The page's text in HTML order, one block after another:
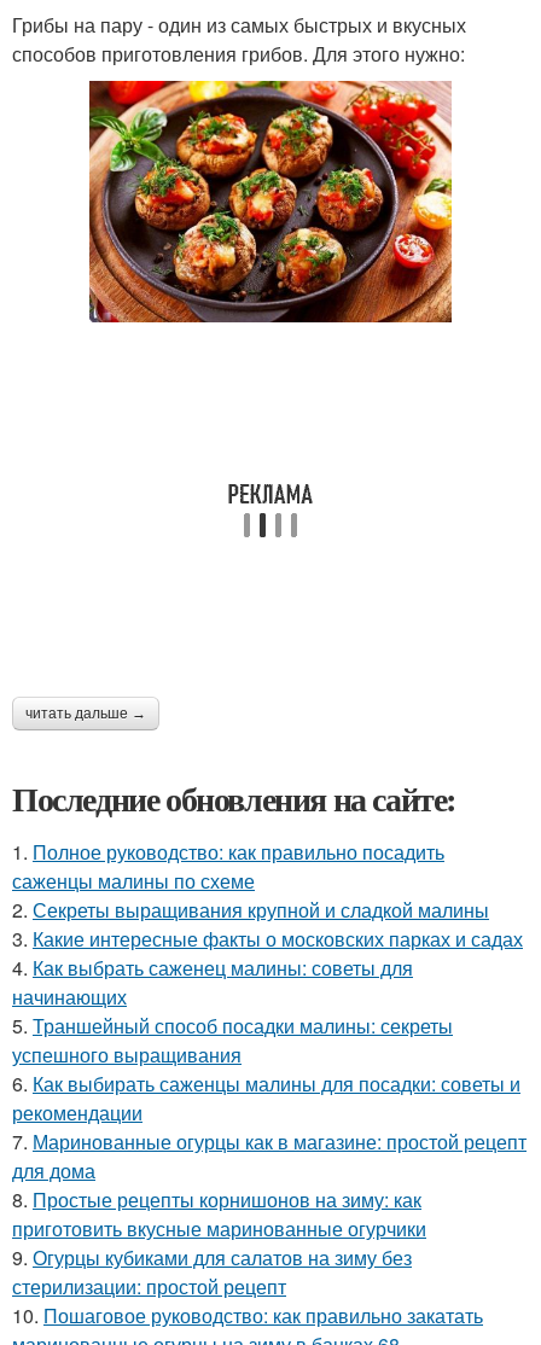
Грибы на пару - один из самых быстрых и вкусных
способов приготовления грибов. Для этого нужно:
читать дальше →
Последние обновления на сайте:
1. Полное руководство: как правильно посадить
саженцы малины по схеме
2. Секреты выращивания крупной и сладкой малины
3. Какие интересные факты о московских парках и садах
4. Как выбрать саженец малины: советы для
начинающих
5. Траншейный способ посадки малины: секреты
успешного выращивания
6. Как выбирать саженцы малины для посадки: советы и
рекомендации
7. Маринованные огурцы как в магазине: простой рецепт
для дома
8. Простые рецепты корнишонов на зиму: как
приготовить вкусные маринованные огурчики
9. Огурцы кубиками для салатов на зиму без
стерилизации: простой рецепт
10. Пошаговое руководство: как правильно закатать